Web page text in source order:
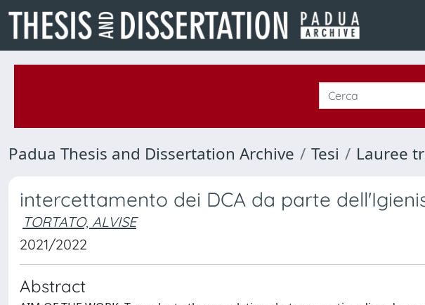
Padua Thesis and Dissertation Archive Tesi Lauree
intercettamento dei DCA da parte
TORTATO, ALVISE
2021/2022
Abstract